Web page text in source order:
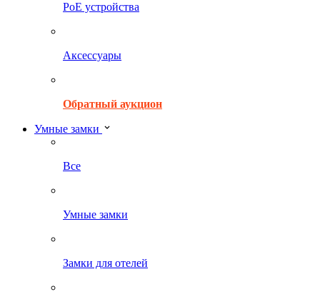
PoE устройства
Аксессуары
Обратный аукцион
Умные замки
Все
Умные замки
Замки для отелей